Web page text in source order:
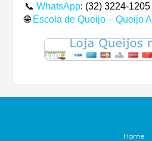
📞 WhatsApp: (32) 3224-1205
🌐 Escola de Queijo – Queijo
Home